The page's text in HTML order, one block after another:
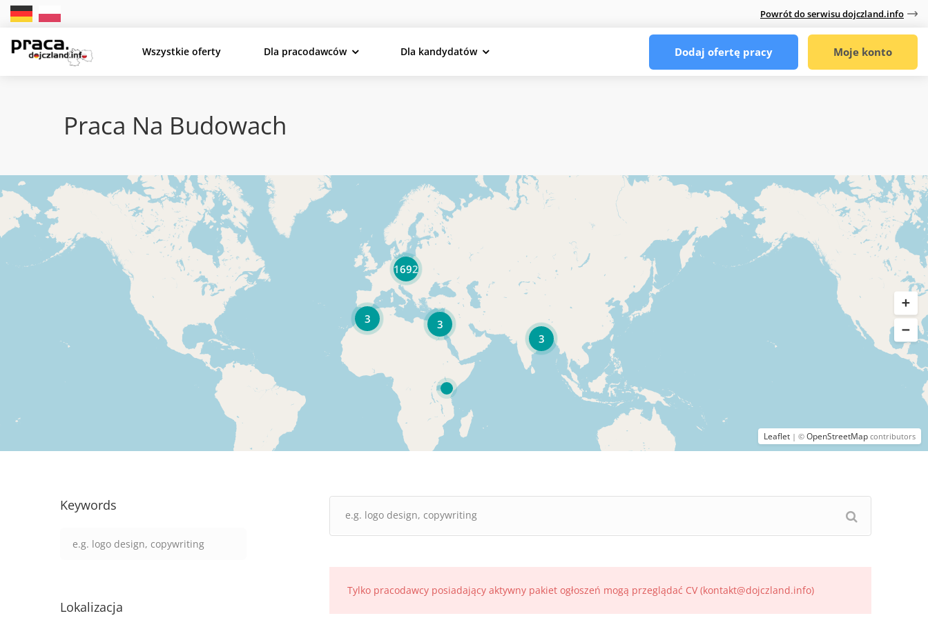
Powrót do serwisu dojczland.info
Wszystkie oferty Dla pracodawców Dla kandydatów Dodaj ofertę pracy Moje konto
Praca Na Budowach
3
3
3
1692
Leaflet | © OpenStreetMap contributors
Keywords
Lokalizacja
Tylko pracodawcy posiadający aktywny pakiet ogłoszeń mogą przeglądać CV (kontakt@dojczland.info)